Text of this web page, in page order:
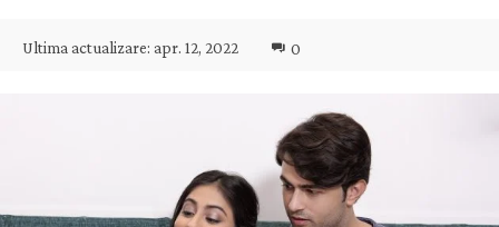
Ultima actualizare: apr. 12, 2022 0